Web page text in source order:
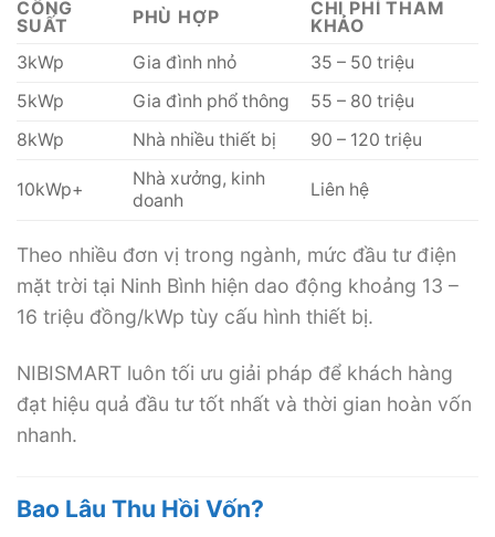
CÔNG
SUẤT
PHÙ HỢP
CHI PHÍ THAM
KHẢO
3kWp
Gia đình nhỏ
35 – 50 triệu
5kWp
Gia đình phổ thông
55 – 80 triệu
8kWp
Nhà nhiều thiết bị 90 – 120 triệu
10kWp+
Nhà xưởng, kinh
doanh
Liên hệ
Theo nhiều đơn vị trong ngành, mức đầu tư điện
mặt trời tại Ninh Bình hiện dao động khoảng 13 –
16 triệu đồng/kWp tùy cấu hình thiết bị.
NIBISMART luôn tối ưu giải pháp để khách hàng
đạt hiệu quả đầu tư tốt nhất và thời gian hoàn vốn
nhanh.
Bao Lâu Thu Hồi Vốn?